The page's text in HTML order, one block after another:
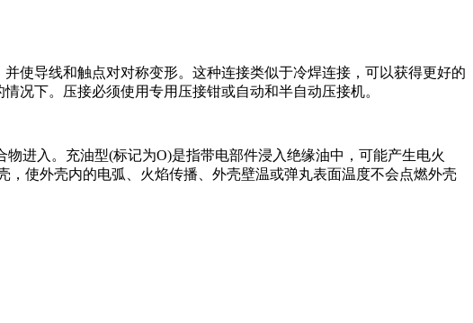
使导线和触点对对称变形。这种连接类似于冷焊连接，可以获得更好的
况下。压接必须使用专用压接钳或自动和半自动压接机。
进入。充油型(标记为O)是指带电部件浸入绝缘油中，可能产生电火
使外壳内的电弧、火焰传播、外壳壁温或弹丸表面温度不会点燃外壳